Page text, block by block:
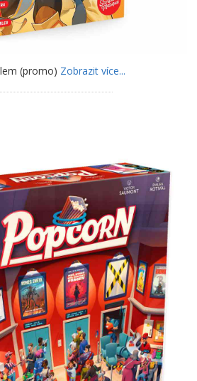
(promo) Zobrazit více...